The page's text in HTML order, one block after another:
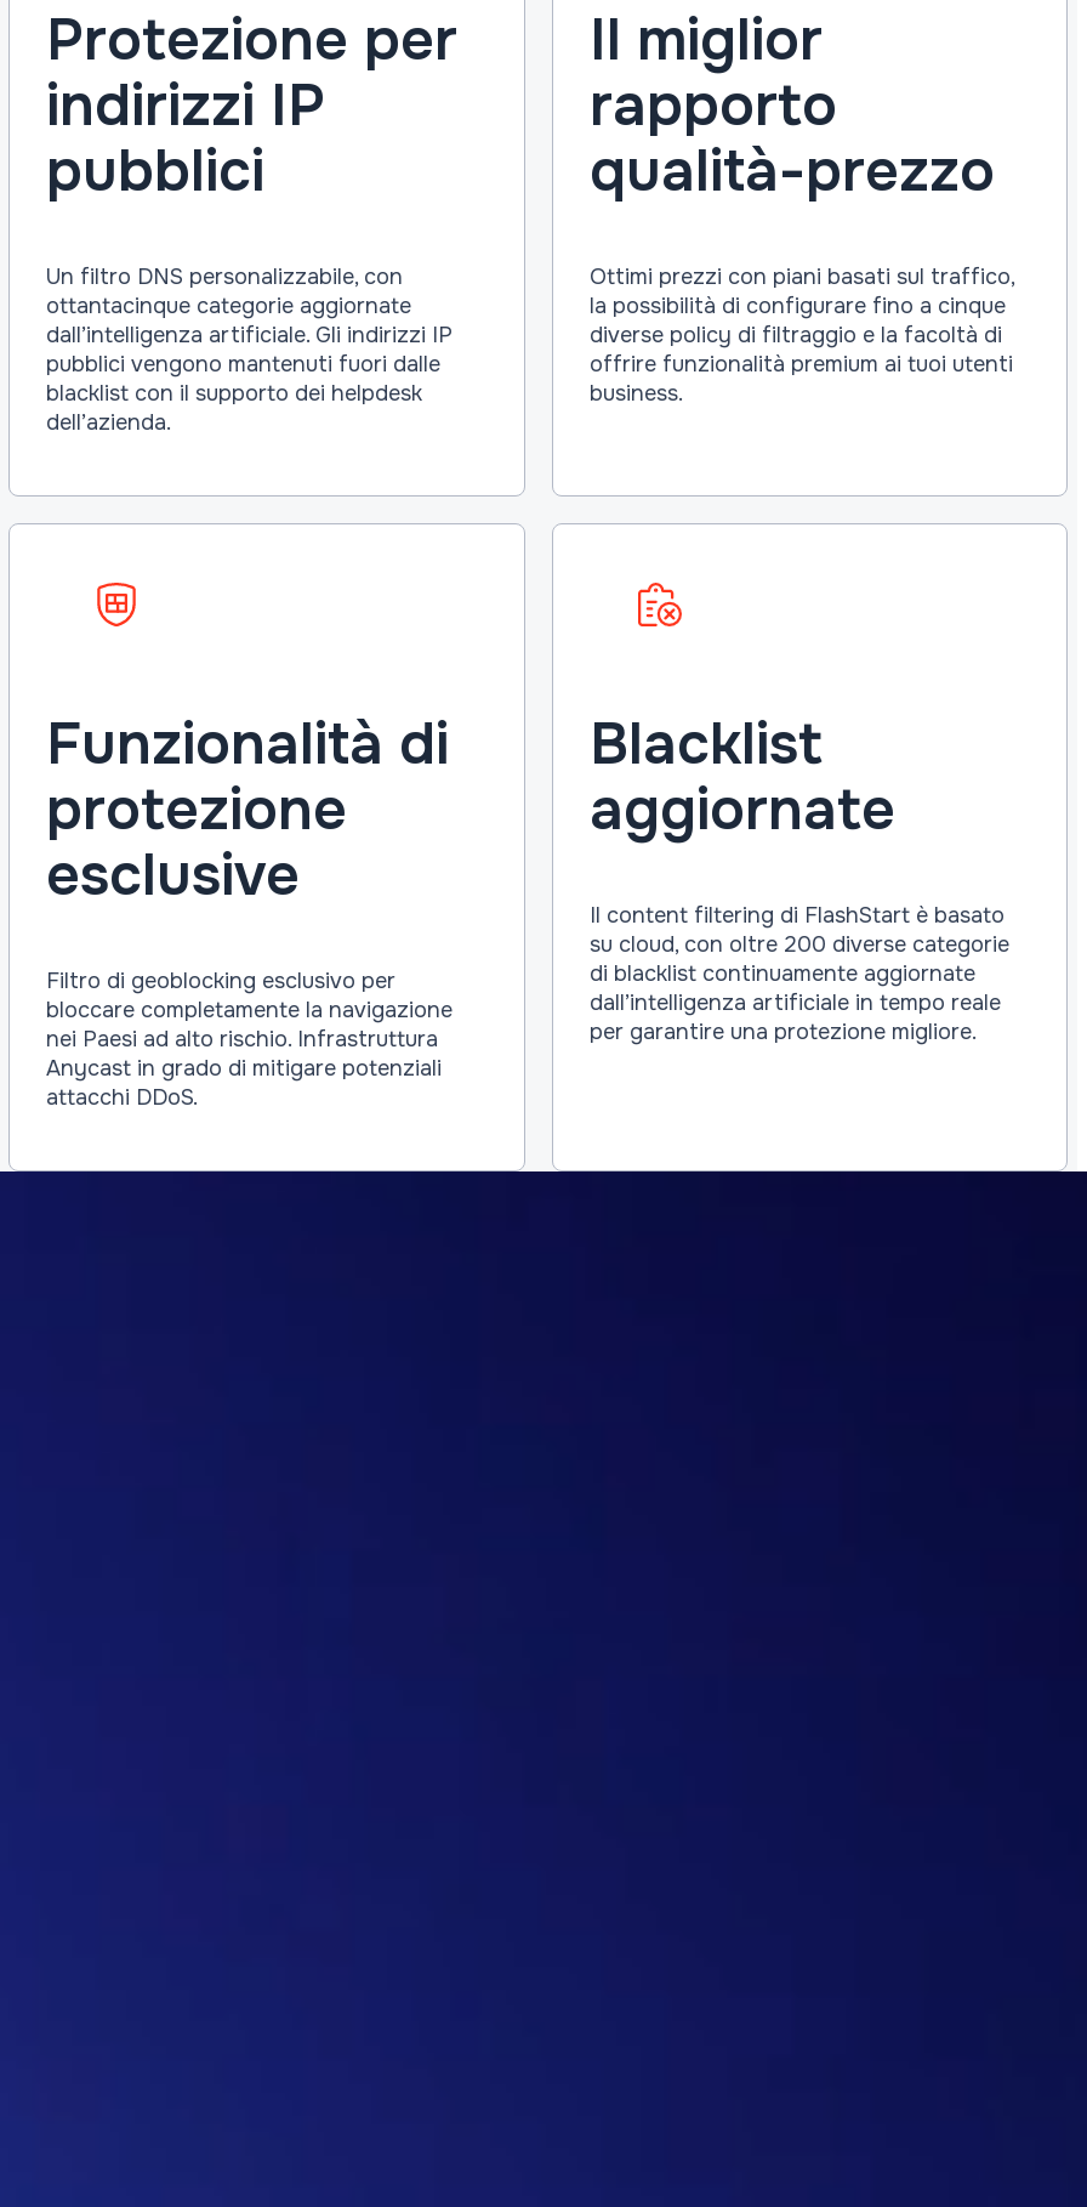
Protezione per
indirizzi IP
pubblici
Un filtro DNS personalizzabile, con
ottantacinque categorie aggiornate
dall’intelligenza artificiale. Gli indirizzi IP
pubblici vengono mantenuti fuori dalle
blacklist con il supporto dei helpdesk
dell’azienda.
Il miglior
rapporto
qualità-prezzo
Ottimi prezzi con piani basati sul traffico,
la possibilità di configurare fino a cinque
diverse policy di filtraggio e la facoltà di
offrire funzionalità premium ai tuoi utenti
business.
Funzionalità di
protezione
esclusive
Filtro di geoblocking esclusivo per
bloccare completamente la navigazione
nei Paesi ad alto rischio. Infrastruttura
Anycast in grado di mitigare potenziali
attacchi DDoS.
Blacklist
aggiornate
Il content filtering di FlashStart è basato
su cloud, con oltre 200 diverse categorie
di blacklist continuamente aggiornate
dall’intelligenza artificiale in tempo reale
per garantire una protezione migliore.